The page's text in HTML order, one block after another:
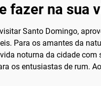
fazer na sua
Santo Domingo,
Para os amantes da
noturna da cidade com
os entusiastas de rum.